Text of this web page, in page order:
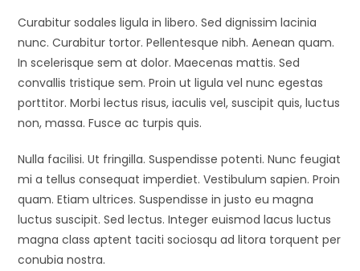
Curabitur sodales ligula in libero. Sed dignissim lacinia
nunc. Curabitur tortor. Pellentesque nibh. Aenean quam.
In scelerisque sem at dolor. Maecenas mattis. Sed
convallis tristique sem. Proin ut ligula vel nunc egestas
porttitor. Morbi lectus risus, iaculis vel, suscipit quis, luctus
non, massa. Fusce ac turpis quis.
Nulla facilisi. Ut fringilla. Suspendisse potenti. Nunc feugiat
mi a tellus consequat imperdiet. Vestibulum sapien. Proin
quam. Etiam ultrices. Suspendisse in justo eu magna
luctus suscipit. Sed lectus. Integer euismod lacus luctus
magna class aptent taciti sociosqu ad litora torquent per
conubia nostra.